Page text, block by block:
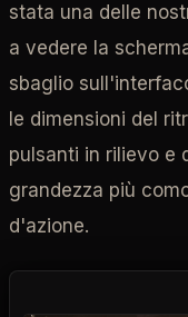
stata una delle
a vedere la
sbaglio
le dimensioni del
pulsanti in rilievo e
grandezza più
d'azione.